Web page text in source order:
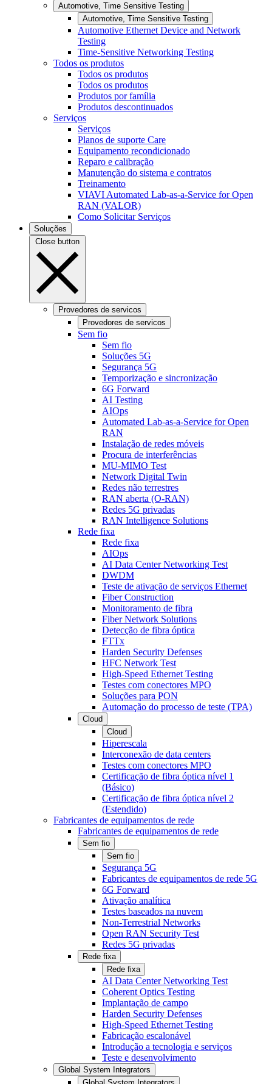
Automotive, Time Sensitive Testing
Automotive, Time Sensitive Testing
Automotive Ethernet Device and Network
Testing
Time-Sensitive Networking Testing
Todos os produtos
Todos os produtos
Todos os produtos
Produtos por família
Produtos descontinuados
Serviços
Serviços
Planos de suporte Care
Equipamento recondicionado
Reparo e calibração
Manutenção do sistema e contratos
Treinamento
VIAVI Automated Lab-as-a-Service for Open
RAN (VALOR)
Como Solicitar Serviços
Soluções
Close button
Provedores de servicos
Provedores de servicos
Sem fio
Sem fio
Soluções 5G
Segurança 5G
Temporização e sincronização
6G Forward
AI Testing
AIOps
Automated Lab-as-a-Service for Open
RAN
Instalação de redes móveis
Procura de interferências
MU-MIMO Test
Network Digital Twin
Redes não terrestres
RAN aberta (O-RAN)
Redes 5G privadas
RAN Intelligence Solutions
Rede fixa
Rede fixa
AIOps
AI Data Center Networking Test
DWDM
Teste de ativação de serviços Ethernet
Fiber Construction
Monitoramento de fibra
Fiber Network Solutions
Detecção de fibra óptica
FTTx
Harden Security Defenses
HFC Network Test
High-Speed Ethernet Testing
Testes com conectores MPO
Soluções para PON
Automação do processo de teste (TPA)
Cloud
Cloud
Hiperescala
Interconexão de data centers
Testes com conectores MPO
Certificação de fibra óptica nível 1
(Básico)
Certificação de fibra óptica nível 2
(Estendido)
Fabricantes de equipamentos de rede
Fabricantes de equipamentos de rede
Sem fio
Sem fio
Segurança 5G
Fabricantes de equipamentos de rede 5G
6G Forward
Ativação analítica
Testes baseados na nuvem
Non-Terrestrial Networks
Open RAN Security Test
Redes 5G privadas
Rede fixa
Rede fixa
AI Data Center Networking Test
Coherent Optics Testing
Implantação de campo
Harden Security Defenses
High-Speed Ethernet Testing
Fabricação escalonável
Introdução a tecnologia e serviços
Teste e desenvolvimento
Global System Integrators